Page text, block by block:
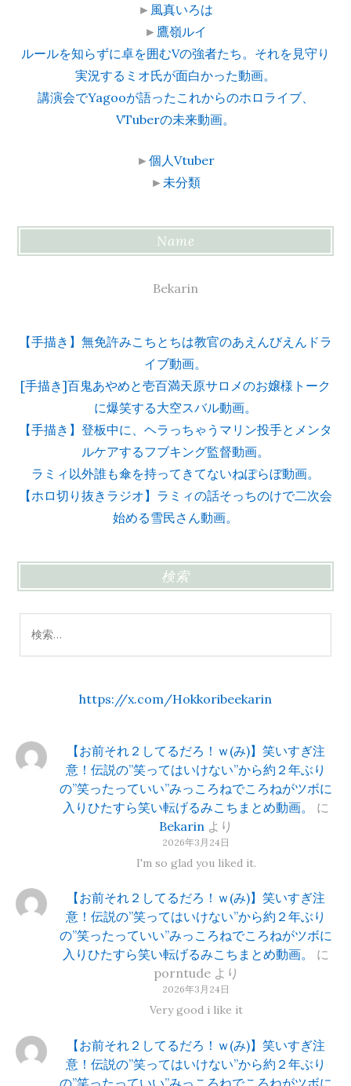
► 風真いろは
► 鷹嶺ルイ
ルールを知らずに卓を囲むVの強者たち。それを見守り
実況するミオ氏が面白かった動画。
講演会でYagooが語ったこれからのホロライブ、
VTuberの未来動画。
►個人Vtuber
► 未分類
Name
Bekarin
【手描き】無免許みこちとちは教官のあえんびえんドラ
イブ動画。
[手描き]百鬼あやめと壱百満天原サロメのお嬢様トーク
に爆笑する大空スバル動画。
【手描き】登板中に、ヘラっちゃうマリン投手とメンタ
ルケアするフブキング監督動画。
ラミィ以外誰も傘を持ってきてないねぽらぼ動画。
【ホロ切り抜きラジオ】ラミィの話そっちのけで二次会
始める雪民さん動画。
検索
索:
https://x.com/Hokkoribeekarin
【お前それ２してるだろ！ｗ(み)】笑いすぎ注
意！伝説の”笑ってはいけない”から約２年ぶり
の”笑ったっていい”みっころねでころねがツボに
入りひたすら笑い転げるみこちまとめ動画。
に
Bekarin より
2026年3月24日
I'm so glad you liked it.
【お前それ２してるだろ！ｗ(み)】笑いすぎ注
意！伝説の”笑ってはいけない”から約２年ぶり
の”笑ったっていい”みっころねでころねがツボに
入りひたすら笑い転げるみこちまとめ動画。
に
porntudeより
2026年3月24日
Very good i like it
【お前それ２してるだろ！ｗ(み)】笑いすぎ注
意！伝説の”笑ってはいけない”から約２年ぶり
の”笑ったっていい”みっころねでころねがツボに